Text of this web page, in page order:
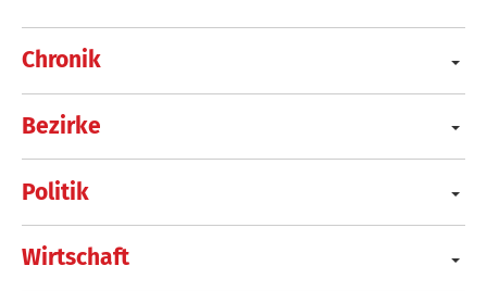
Chronik
Bezirke
Politik
Wirtschaft